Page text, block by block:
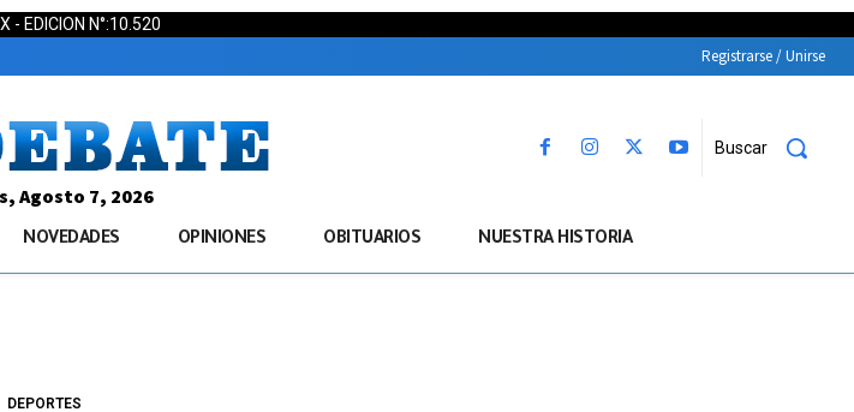
- EDICION N°:10.520
Registrarse / Unirse
Buscar
Agosto 7, 2026
NOVEDADES OPINIONES OBITUARIOS NUESTRA HISTORIA
DEPORTES